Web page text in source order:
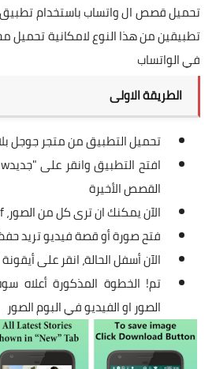
تحميل قصص ال واتساب باستخدام تطبيق
تطبيقين من هذا النوع لامكانية تحميل
في الواتساب
الطريقة الاولى
تحميل التطبيق من متجر جوجل
القصص الأخيرة
الآن يمكنك ان ترى كل من الصور، gif أو قصص الفيديو
فتح صورة أو قصة فيديو تريد
الآن أسفل الحالة، انقر على
تم! الخطوة المذكورة أعلاه
الصور او الفيديو في البوم الصور